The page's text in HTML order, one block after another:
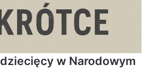
w Narodowym